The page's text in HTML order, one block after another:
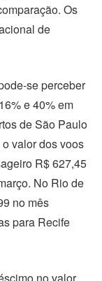
Os
de
se perceber
e 40% em
de São Paulo
valor dos voos
R$ 627,45
No Rio de
no mês
para Recife